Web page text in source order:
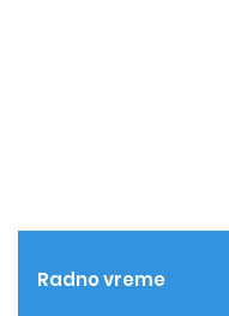
Radno vreme